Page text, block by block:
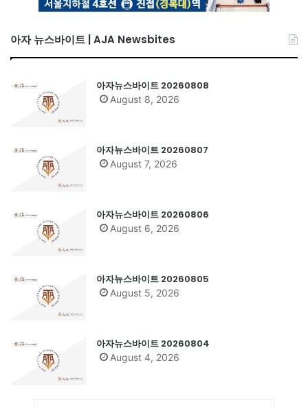
아자 뉴스바이트 | AJA Newsbites
아자뉴스바이트 20260808
August 8, 2026
아자뉴스바이트 20260807
August 7, 2026
아자뉴스바이트 20260806
August 6, 2026
아자뉴스바이트 20260805
August 5, 2026
아자뉴스바이트 20260804
August 4, 2026